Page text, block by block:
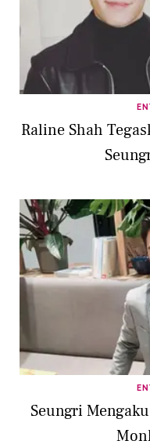
Raline Shah
Seungri